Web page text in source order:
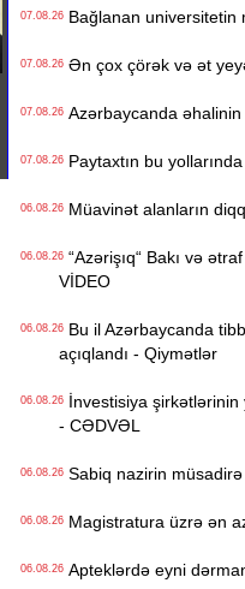
07.08.26Bağlanan universitetin
07.08.26Ən çox çörək və ət
07.08.26Azərbaycanda
07.08.26Paytaxtın bu yollarında
06.08.26Müavinət alanların
06.08.26“Azərişıq“ Bakı və
VİDEO
06.08.26Bu il Azərbaycanda
açıqlandı - Qiymətlər
06.08.26İnvestisiya şirkətlərinin
- CƏDVƏL
06.08.26Sabiq nazirin müsadirə
06.08.26Magistratura üzrə ən
06.08.26Apteklərdə eyni